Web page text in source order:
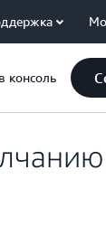
консоль